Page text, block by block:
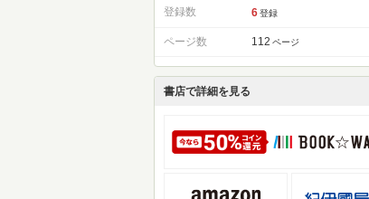
登録数 6 登録
ページ数 112 ページ
書店で詳細を見る